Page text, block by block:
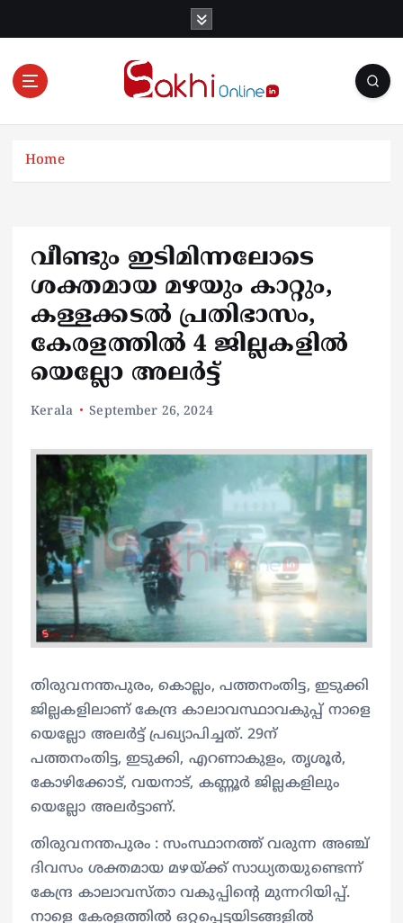
Online News Portal
Home
വീണ്ടും ഇടിമിന്നലോടെ
ശക്തമായ മഴയും കാറ്റും,
കള്ളക്കടൽ പ്രതിഭാസം,
കേരളത്തിൽ 4 ജില്ലകളിൽ
യെല്ലോ അലർട്ട്
Kerala September 26, 2024
തിരുവനന്തപുരം, കൊല്ലം, പത്തനംതിട്ട, ഇടുക്കി
ജില്ലകളിലാണ് കേന്ദ്ര കാലാവസ്ഥാവകുപ്പ് നാളെ
യെല്ലോ അലർട്ട് പ്രഖ്യാപിച്ചത്. 29ന്
പത്തനംതിട്ട, ഇടുക്കി, എറണാകുളം, തൃശൂർ,
കോഴിക്കോട്, വയനാട്, കണ്ണൂർ ജില്ലകളിലും
യെല്ലോ അലർട്ടാണ്.
തിരുവനന്തപുരം : സംസ്ഥാനത്ത് വരുന്ന അഞ്ച്
ദിവസം ശക്തമായ മഴയ്ക്ക് സാധ്യതയുണ്ടെന്ന്
കേന്ദ്ര കാലാവസ്താ വകുപ്പിന്‍റെ മുന്നറിയിപ്പ്.
നാളെ കേരളത്തിൽ ഒറ്റപ്പെട്ടയിടങ്ങളിൽ